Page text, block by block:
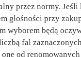
przez normy. Jeśli
głośności przy
wyborem będą
fal
one od